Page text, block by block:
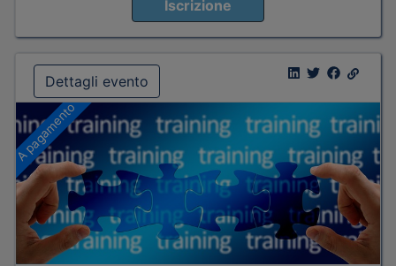
Iscrizione
Dettagli evento
A pagamento